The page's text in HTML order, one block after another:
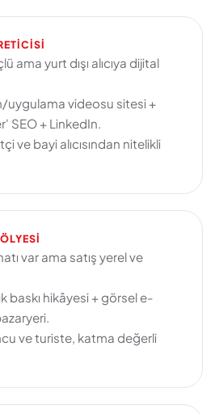
ama yurt dışı alıcıya dijital
uygulama videosu sitesi +
SEO + LinkedIn.
ve bayi alıcısından nitelikli
var ama satış yerel ve
baskı hikâyesi + görsel e-
ve turiste, katma değerli